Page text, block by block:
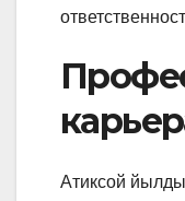
Атиксой